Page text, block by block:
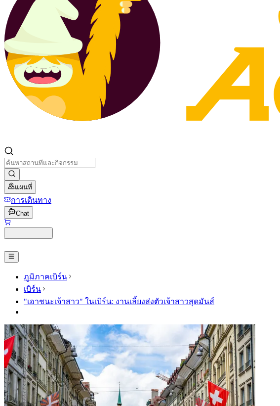
แผนที่
การเดินทาง
Chat
ภูมิภาคเบิร์น
เบิร์น
"เอาชนะเจ้าสาว" ในเบิร์น: งานเลี้ยงส่งตัวเจ้าสาวสุดมันส์